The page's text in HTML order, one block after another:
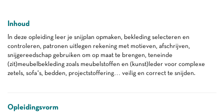
Inhoud
In deze opleiding leer je snijplan opmaken, bekleding selecteren en
controleren, patronen uitlegen rekening met motieven, afschrijven,
snijgereedschap gebruiken om op maat te brengen, teneinde
(zit)meubelbekleding zoals meubelstoffen en (kunst)leder voor complexe
zetels, sofa’s, bedden, projectstoffering… veilig en correct te snijden.
Opleidingsvorm